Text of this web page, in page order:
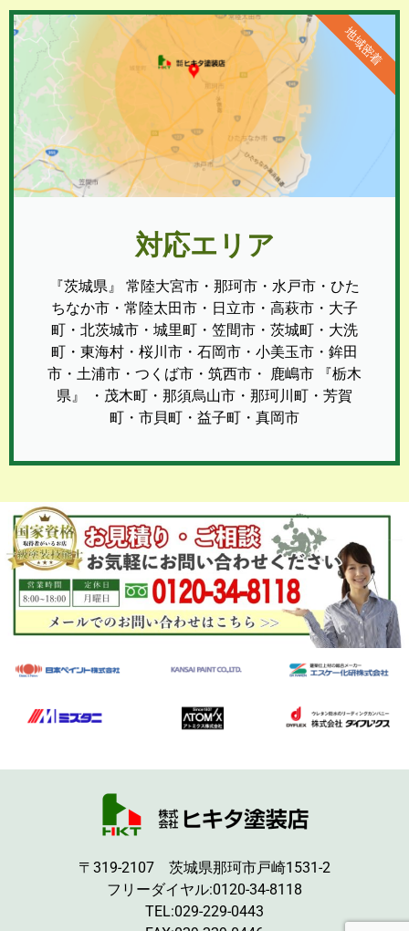
対応エリア
『茨城県』 常陸大宮市・那珂市・水戸市・ひた
ちなか市・常陸太田市・日立市・高萩市・大子
町・北茨城市・城里町・笠間市・茨城町・大洗
町・東海村・桜川市・石岡市・小美玉市・鉾田
市・土浦市・つくば市・筑西市・ 鹿嶋市 『栃木
県』 ・茂木町・那須烏山市・那珂川町・芳賀
町・市貝町・益子町・真岡市
地域密着
〒319-2107 茨城県那珂市戸崎1531-2
フリーダイヤル:0120-34-8118
TEL:029-229-0443